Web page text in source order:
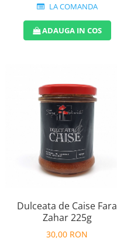
LA COMANDA
ADAUGA IN COS
Dulceata de Caise Fara
Zahar 225g
30,00 RON